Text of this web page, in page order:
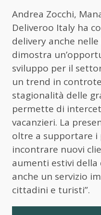
Andrea Zocchi,
Deliveroo Italy ha
delivery anche
dimostra
sviluppo per il
un trend in
stagionalità delle
permette di
vacanzieri. La
oltre a supportare
incontrare nuovi
aumenti estivi
anche un servizio
cittadini e turisti”.